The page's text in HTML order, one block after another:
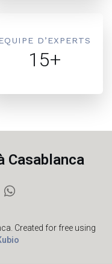
D’EXPERTS
15+
Casablanca
Created for free using